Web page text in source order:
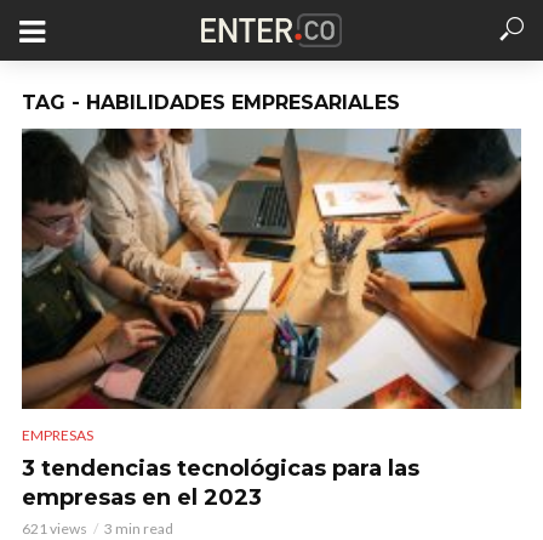
TAG - HABILIDADES EMPRESARIALES
EMPRESAS
3 tendencias tecnológicas para las
empresas en el 2023
621 views 3 min read